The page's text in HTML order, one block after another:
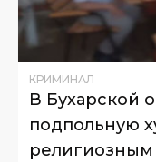
КРИМИНАЛ
В Бухарской
подпольную